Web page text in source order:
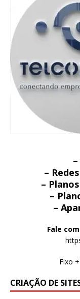
–
–
–
–
Fale
Fixo
CRIAÇÃO DE